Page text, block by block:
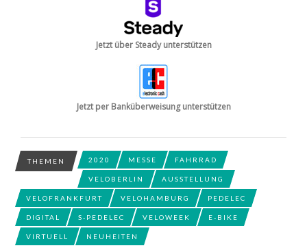
Jetzt über Steady unterstützen
Jetzt per Banküberweisung unterstützen
THEMEN 2020 MESSE FAHRRAD
VELOBERLIN AUSSTELLUNG
VELOFRANKFURT VELOHAMBURG PEDELEC
DIGITAL S-PEDELEC VELOWEEK E-BIKE
VIRTUELL NEUHEITEN